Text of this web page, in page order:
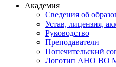
Академия
Сведения об
Устав, лицензия,
Руководство
Преподаватели
Попечительский
Логотип АНО ВО